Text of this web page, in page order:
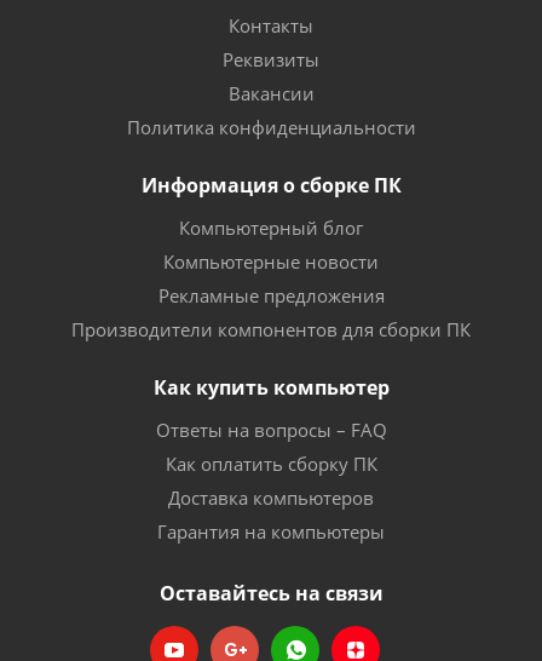
Контакты
Реквизиты
Вакансии
Политика конфиденциальности
Информация о сборке ПК
Компьютерный блог
Компьютерные новости
Рекламные предложения
Производители компонентов для сборки ПК
Как купить компьютер
Ответы на вопросы – FAQ
Как оплатить сборку ПК
Доставка компьютеров
Гарантия на компьютеры
Оставайтесь на связи